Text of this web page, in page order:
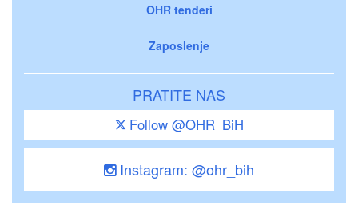
OHR tenderi
Zaposlenje
PRATITE NAS
Follow @OHR_BiH
Instagram: @ohr_bih